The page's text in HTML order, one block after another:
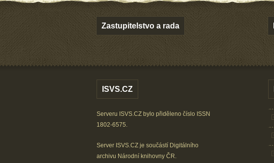
Zastupitelstvo a rada
ISVS.CZ
Serveru ISVS.CZ bylo přiděleno číslo ISSN
1802-6575.
Server ISVS.CZ je součástí Digitálního
archivu Národní knihovny ČR.